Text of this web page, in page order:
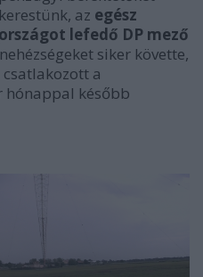
kerestünk, az egész
országot lefedő DP mező
siker követte,
a
hónappal később